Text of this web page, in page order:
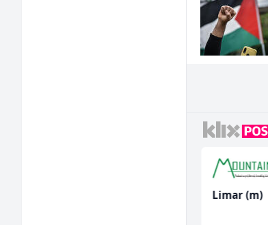
Limar (m)